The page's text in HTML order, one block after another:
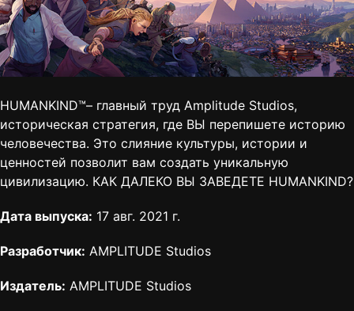
HUMANKIND™– главный труд Amplitude Studios,
историческая стратегия, где ВЫ перепишeте историю
человечества. Это слияние культуры, истории и
ценностей позволит вам создать уникальную
цивилизацию. КАК ДАЛЕКО ВЫ ЗАВЕДЕТЕ HUMANKIND?
Дата выпуска: 17 авг. 2021 г.
Разработчик: AMPLITUDE Studios
Издатель: AMPLITUDE Studios